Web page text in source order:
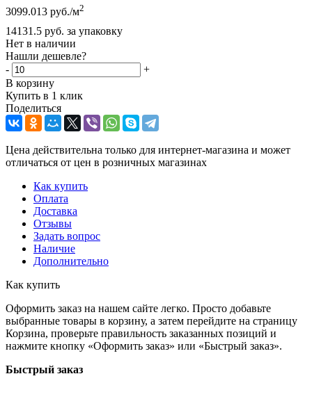
3099.013 руб./м2
14131.5 руб. за упаковку
Нет в наличии
Нашли дешевле?
-
+
В корзину
Купить в 1 клик
Поделиться
Цена действительна только для интернет-магазина и может
отличаться от цен в розничных магазинах
Как купить
Оплата
Доставка
Отзывы
Задать вопрос
Наличие
Дополнительно
Как купить
Оформить заказ на нашем сайте легко. Просто добавьте
выбранные товары в корзину, а затем перейдите на страницу
Корзина, проверьте правильность заказанных позиций и
нажмите кнопку «Оформить заказ» или «Быстрый заказ».
Быстрый заказ